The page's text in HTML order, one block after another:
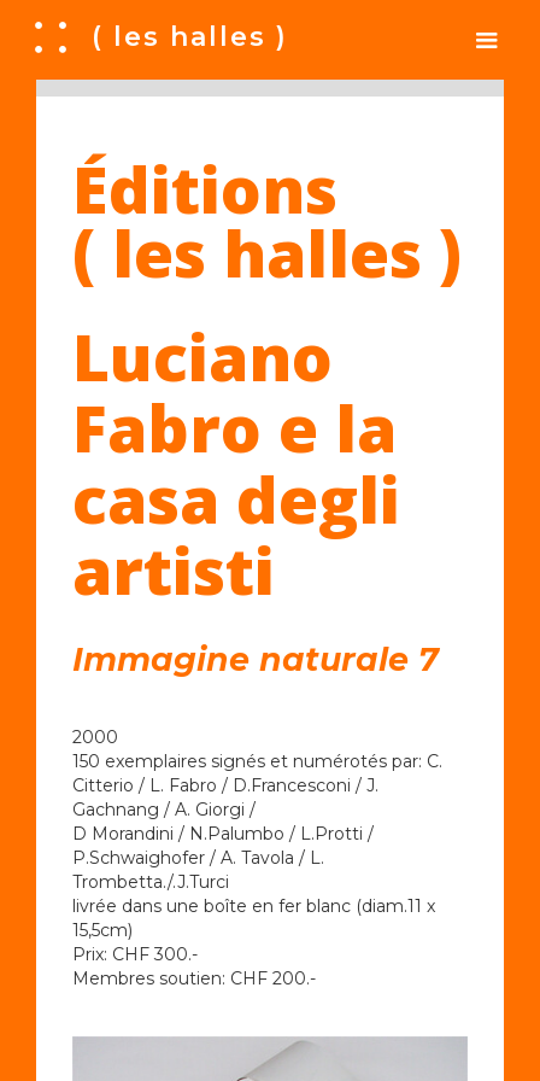
A ( les halles )
Éditions
( les halles )
Luciano
Fabro e la
casa degli
artisti
Immagine naturale 7
2000
150 exemplaires signés et numérotés par: C.
Citterio / L. Fabro / D.Francesconi / J.
Gachnang / A. Giorgi /
D Morandini / N.Palumbo / L.Protti /
P.Schwaighofer / A. Tavola / L.
Trombetta./.J.Turci
livrée dans une boîte en fer blanc (diam.11 x
15,5cm)
Prix: CHF 300.-
Membres soutien: CHF 200.-